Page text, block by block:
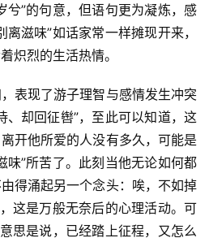
兮”的句意，但语句更为凝炼，感
滋味”如话家常一样摊现开来，
炽烈的生活热情。
表现了游子理智与感情发生冲突
、却回征辔”，至此可以知道，这
开他所爱的人没有多久，可能是
味”所苦了。此刻当他无论如何都
得涌起另一个念头：唉，不如掉
这是万般无奈后的心理活动。可
思是说，已经踏上征程，又怎么